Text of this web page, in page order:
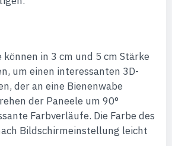
können in 3 cm und 5 cm Stärke
um einen interessanten 3D-
der an eine Bienenwabe
der Paneele um 90°
Farbverläufe. Die Farbe des
Bildschirmeinstellung leicht